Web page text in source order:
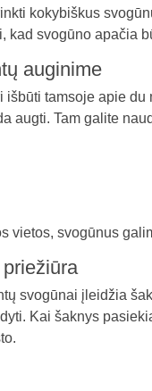
kokybiškus
kad svogūno apačia
auginime
tamsoje apie
augti. Tam galite
vietos, svogūnus
svogūnai įleidžia
Kai šaknys